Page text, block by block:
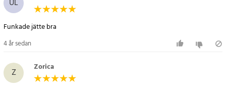
Artikelnummer :65059
UL
Funkade jätte bra
4 år sedan
Z Zorica